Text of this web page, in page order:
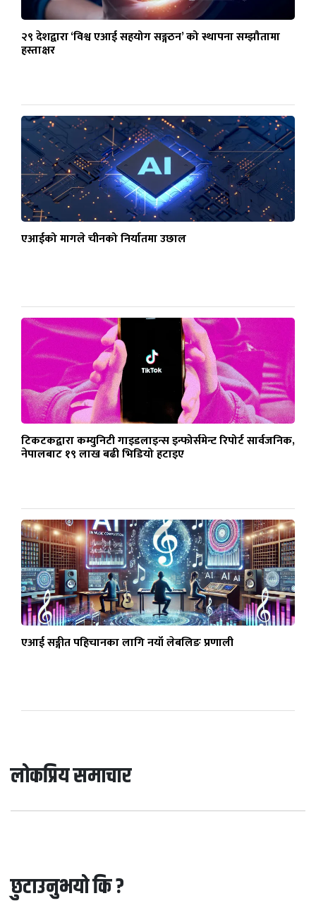
२९ देशद्वारा ‘विश्व एआई सहयोग सङ्गठन’ को स्थापना सम्झौतामा
हस्ताक्षर
एआईको मागले चीनको निर्यातमा उछाल
टिकटकद्वारा कम्युनिटी गाइडलाइन्स इन्फोर्समेन्ट रिपोर्ट सार्वजनिक,
नेपालबाट १९ लाख बढी भिडियो हटाइए
एआई सङ्गीत पहिचानका लागि नयाँ लेबलिङ प्रणाली
लोकप्रिय समाचार
छुटाउनुभयो कि ?